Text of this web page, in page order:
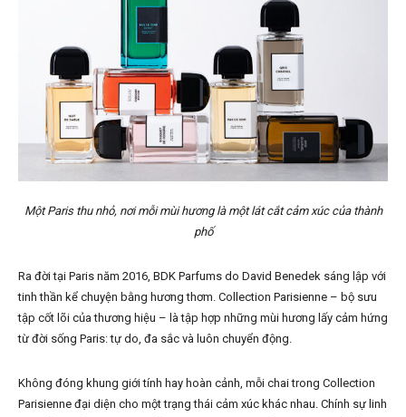
Một Paris thu nhỏ, nơi mỗi mùi hương là một lát cắt cảm xúc của thành
phố
Ra đời tại Paris năm 2016, BDK Parfums do David Benedek sáng lập với
tinh thần kể chuyện bằng hương thơm. Collection Parisienne – bộ sưu
tập cốt lõi của thương hiệu – là tập hợp những mùi hương lấy cảm hứng
từ đời sống Paris: tự do, đa sắc và luôn chuyển động.
Không đóng khung giới tính hay hoàn cảnh, mỗi chai trong Collection
Parisienne đại diện cho một trạng thái cảm xúc khác nhau. Chính sự linh